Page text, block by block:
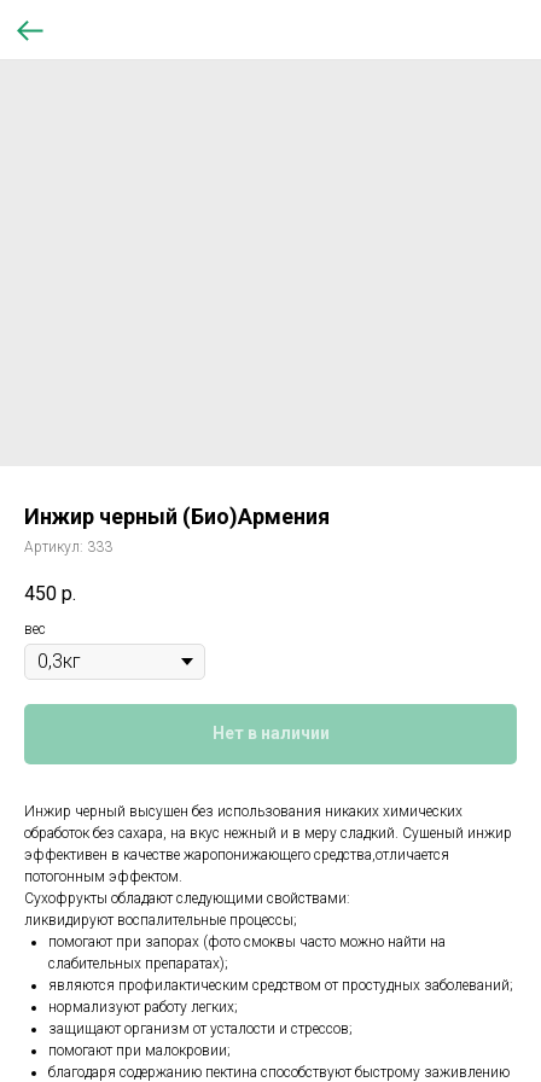
Инжир черный (Био)Армения
Артикул: 333
450 р.
вес
Нет в наличии
Инжир черный высушен без использования никаких химических
обработок без сахара, на вкус нежный и в меру сладкий. Сушеный инжир
эффективен в качестве жаропонижающего средства,отличается
потогонным эффектом.
Сухофрукты обладают следующими свойствами:
ликвидируют воспалительные процессы;
помогают при запорах (фото смоквы часто можно найти на
слабительных препаратах);
являются профилактическим средством от простудных заболеваний;
нормализуют работу легких;
защищают организм от усталости и стрессов;
помогают при малокровии;
благодаря содержанию пектина способствуют быстрому заживлению